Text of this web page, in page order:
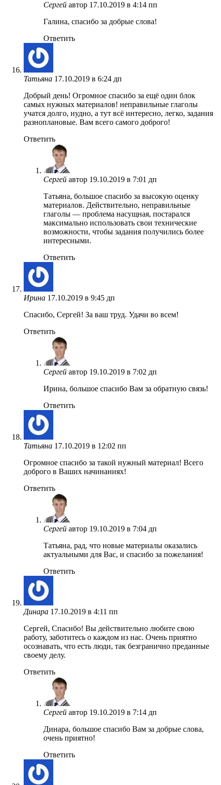
Сергей автор 17.10.2019 в 4:14 пп
Галина, спасибо за добрые слова!
Ответить
Татьяна 17.10.2019 в 6:24 дп
Добрый день! Огромное спасибо за ещё один блок
самых нужных материалов! неправильные глаголы
учатся долго, нудно, а тут всё интересно, легко, задания
разноплановые. Вам всего самого доброго!
Ответить
Сергей автор 19.10.2019 в 7:01 дп
Татьяна, большое спасибо за высокую оценку
материалов. Действительно, неправильные
глаголы — проблема насущная, постарался
максимально использовать свои технические
возможности, чтобы задания получились более
интересными.
Ответить
Ирина 17.10.2019 в 9:45 дп
Спасибо, Сергей! За ваш труд. Удачи во всем!
Ответить
Сергей автор 19.10.2019 в 7:02 дп
Ирина, большое спасибо Вам за обратную связь!
Ответить
Татьяна 17.10.2019 в 12:02 пп
Огромное спасибо за такой нужный материал! Всего
доброго в Ваших начинаниях!
Ответить
Сергей автор 19.10.2019 в 7:04 дп
Татьяна, рад, что новые материалы оказались
актуальными для Вас, и спасибо за пожелания!
Ответить
Динара 17.10.2019 в 4:11 пп
Сергей, Спасибо! Вы действительно любите свою
работу, заботитесь о каждом из нас. Очень приятно
осознавать, что есть люди, так безгранично преданные
своему делу.
Ответить
Сергей автор 19.10.2019 в 7:14 дп
Динара, большое спасибо Вам за добрые слова,
очень приятно!
Ответить